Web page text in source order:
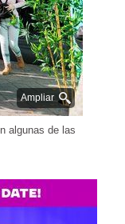
Ampliar
algunas de las